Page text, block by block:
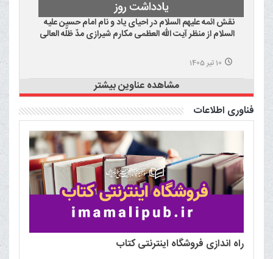
نقش ائمه علیهم السلام در احیای یاد و نام امام حسین علیه
السلام از منظر آیت الله العظمی مکارم شیرازی مدّ ظلّه العالی
10 تیر 1405
مشاهده عناوین بیشتر
فناوری اطلاعات
راه اندازی فروشگاه اینترنتی کتاب